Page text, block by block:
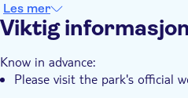
Les mer
Viktig informasjon
Know in advance:
Please visit the park's official